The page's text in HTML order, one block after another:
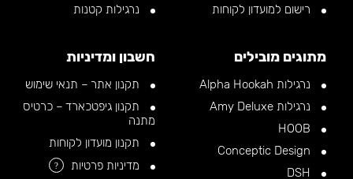
רישום למועדון לקוחות
נרגילות קטנות
מתוגים מובילים
נרגילות Alpha Hookah
נרגילות Amy Deluxe
חשבון ומדיניות
תקנון אתר – תנאי שימוש
תקנון גיפטכארד – כרטיס
מתנה
תקנון מועדון לקוחות
מדיניות פרטיות
?